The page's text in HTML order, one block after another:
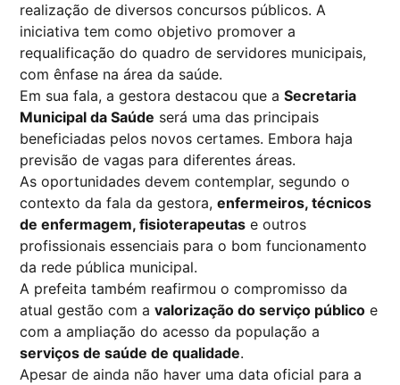
realização de diversos concursos públicos. A
iniciativa tem como objetivo promover a
requalificação do quadro de servidores municipais,
com ênfase na área da saúde.
Em sua fala, a gestora destacou que aSecretaria
Municipal da Saúde será uma das principais
beneficiadas pelos novos certames. Embora haja
previsão de vagas para diferentes áreas.
As oportunidades devem contemplar, segundo o
contexto da fala da gestora,enfermeiros, técnicos
de enfermagem, fisioterapeutas e outros
profissionais essenciais para o bom funcionamento
da rede pública municipal.
A prefeita também reafirmou o compromisso da
atual gestão com avalorização do serviço público e
com a ampliação do acesso da população a
serviços de saúde de qualidade.
Apesar de ainda não haver uma data oficial para a